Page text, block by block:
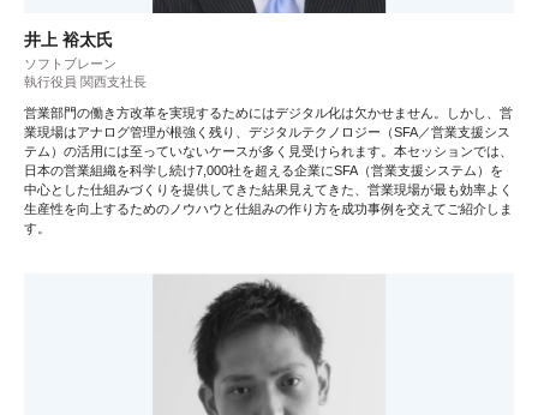
井上 裕太氏
ソフトブレーン
執行役員 関西支社長
営業部門の働き方改革を実現するためにはデジタル化は欠かせません。しかし、営
業現場はアナログ管理が根強く残り、デジタルテクノロジー（SFA／営業支援シス
テム）の活用には至っていないケースが多く見受けられます。本セッションでは、
日本の営業組織を科学し続け7,000社を超える企業にSFA（営業支援システム）を
中心とした仕組みづくりを提供してきた結果見えてきた、営業現場が最も効率よく
生産性を向上するためのノウハウと仕組みの作り方を成功事例を交えてご紹介しま
す。